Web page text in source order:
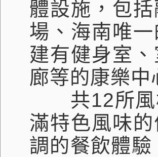
體設施，包
場、海南唯
建有健身室
廊等的康樂
共12所
滿特色風味
調的餐飲體